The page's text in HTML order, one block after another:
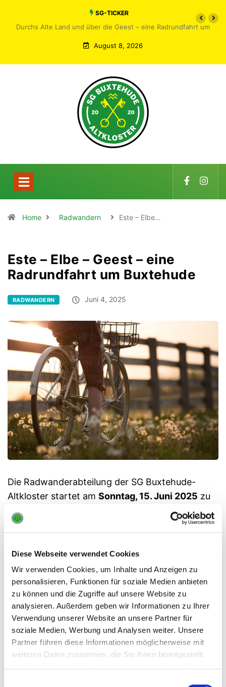
Diese Webseite verwendet Cookies
Wir verwenden Cookies, um Inhalte und Anzeigen zu
personalisieren, Funktionen für soziale Medien anbieten
zu können und die Zugriffe auf unsere Website zu
analysieren. Außerdem geben wir Informationen zu Ihrer
Verwendung unserer Website an unsere Partner für
soziale Medien, Werbung und Analysen weiter. Unsere
Partner führen diese Informationen möglicherweise mit
weiteren Daten zusammen, die Sie ihnen bereitgestellt
SG-TICKER
Durchs Alte Land und über die Geest – eine Radrundfahrt um
August 8, 2026
Home Radwandern Este – Elbe…
Este – Elbe – Geest – eine
Radrundfahrt um Buxtehude
RADWANDERN Juni 4, 2025
Die Radwanderabteilung der SG Buxtehude-
Altkloster startet am Sonntag, 15. Juni 2025 zu
einer Radtour rund um Buxtehude. Die Tour wird
ca.
09:00 Uhr am
Für Mittags ist ein Picknick vorgesehen (jeder
sorgt für sich selbst) und zum Kaffee kehren wir
dann ein. Über eine rege Beteiligung würden wir
uns freuen.
Info:Hauke Sumfleth, Tel.: 04161 – 54952 (mobil:
0152 56 890 608)
Für eine größere – routingfähige Darstellung auf
die Routen-Nr.